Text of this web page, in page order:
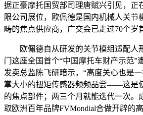
据正豪摩托国贸部司理唐赋兴引见，正
限公司展位，欧佩德是国内机械人关节
畴的焦点供应商，广交会已走过70个岁
欧佩德自从研发的关节模组适配人
门这座全国首个“中国摩托车财产示范”
发卖总监陈飞研暗示，“高度关心也是一
掌大小的扭矩传感器频频品尝——这是
的焦点部件；两三个月就能迭代一次。
取欧洲百年品牌FVMondial合做开辟的